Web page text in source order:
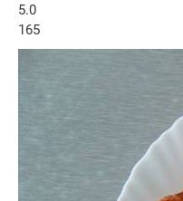
5.0
165